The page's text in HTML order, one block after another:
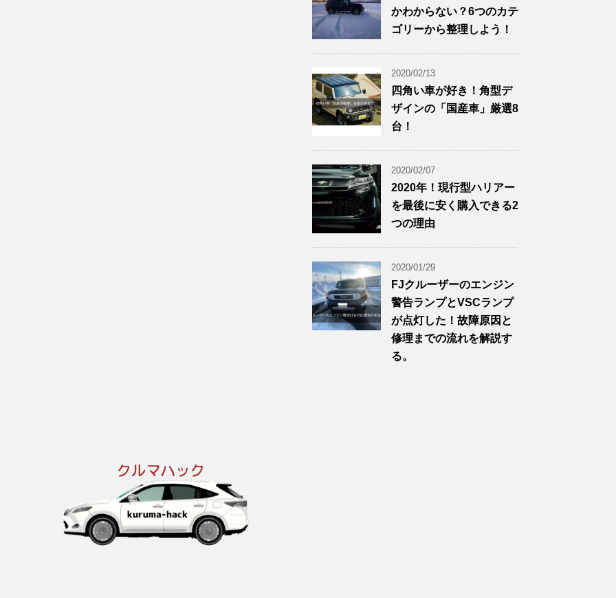
かわからない？6つのカテ
ゴリーから整理しよう！
2020/02/13
四角い車が好き！角型デ
ザインの「国産車」厳選8
台！
2020/02/07
2020年！現行型ハリアー
を最後に安く購入できる2
つの理由
2020/01/29
FJクルーザーのエンジン
警告ランプとVSCランプ
が点灯した！故障原因と
修理までの流れを解説す
る。